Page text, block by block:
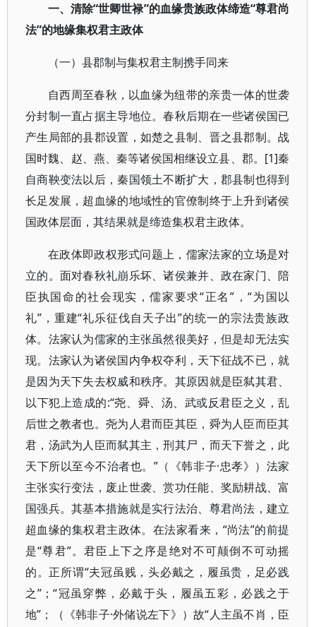
一、清除“世卿世禄”的血缘贵族政体缔造“尊君尚
法”的地缘集权君主政体
（一）县郡制与集权君主制携手同来
自西周至春秋，以血缘为纽带的亲贵一体的世袭
分封制一直占据主导地位。春秋后期在一些诸侯国已
产生局部的县郡设置，如楚之县制、晋之县郡制。战
国时魏、赵、燕、秦等诸侯国相继设立县、郡。[1]秦
自商鞅变法以后，秦国领土不断扩大，郡县制也得到
长足发展，超血缘的地域性的官僚制终于上升到诸侯
国政体层面，其结果就是缔造集权君主政体。
在政体即政权形式问题上，儒家法家的立场是对
立的。面对春秋礼崩乐坏、诸侯兼并、政在家门、陪
臣执国命的社会现实，儒家要求“正名”，“为国以
礼”，重建“礼乐征伐自天子出”的统一的宗法贵族政
体。法家认为儒家的主张虽然很美好，但是却无法实
现。法家认为诸侯国内争权夺利，天下征战不已，就
是因为天下失去权威和秩序。其原因就是臣弑其君、
以下犯上造成的:“尧、舜、汤、武或反君臣之义，乱
后世之教者也。尧为人君而臣其臣，舜为人臣而臣其
君，汤武为人臣而弑其主，刑其尸，而天下誉之，此
天下所以至今不治者也。”（《韩非子·忠孝》）法家
主张实行变法，废止世袭、赏功任能、奖励耕战、富
国强兵。其基本措施就是实行法治、尊君尚法，建立
超血缘的集权君主政体。在法家看来，“尚法”的前提
是“尊君”。君臣上下之序是绝对不可颠倒不可动摇
的。正所谓“夫冠虽贱，头必戴之，履虽贵，足必践
之”；“冠虽穿弊，必戴于头，履虽五彩，必践之于
地”；（《韩非子·外储说左下》）故“人主虽不肖，臣